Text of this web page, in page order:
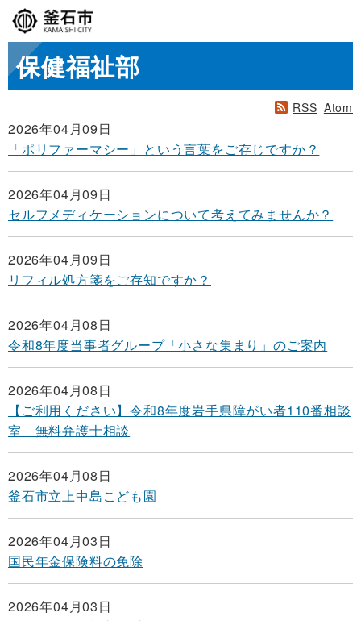
保健福祉部
RSS Atom
2026年04月09日
「ポリファーマシー」という言葉をご存じですか？
2026年04月09日
セルフメディケーションについて考えてみませんか？
2026年04月09日
リフィル処方箋をご存知ですか？
2026年04月08日
令和8年度当事者グループ「小さな集まり」のご案内
2026年04月08日
【ご利用ください】令和8年度岩手県障がい者110番相談
室 無料弁護士相談
2026年04月08日
釜石市立上中島こども園
2026年04月03日
国民年金保険料の免除
2026年04月03日